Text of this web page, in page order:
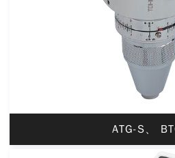
ATG-S、